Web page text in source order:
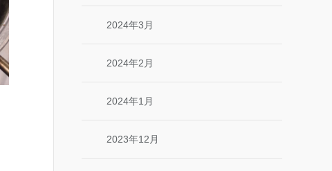
2024年3月
2024年2月
2024年1月
2023年12月